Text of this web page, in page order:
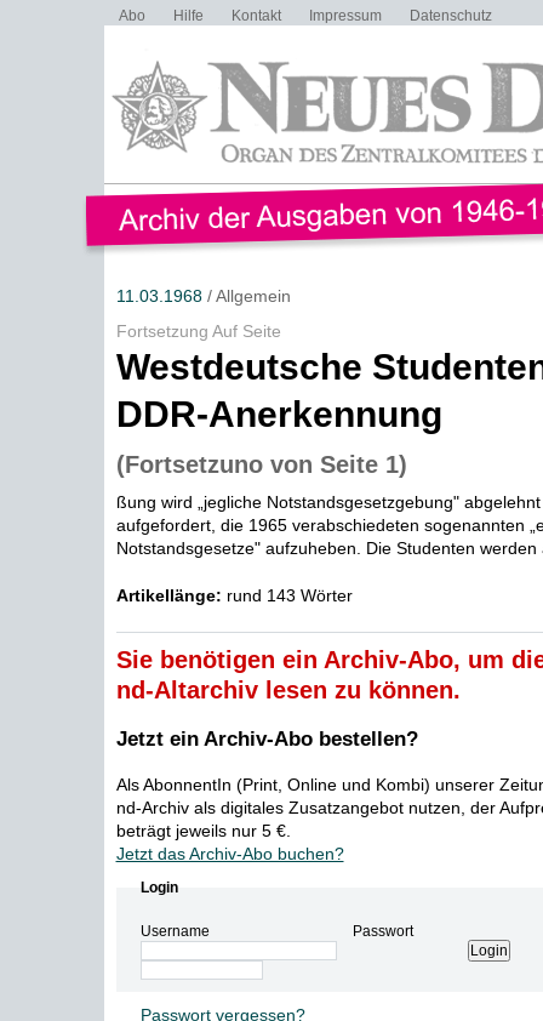
Abo Hilfe Kontakt Impressum Datenschutz
11.03.1968/ Allgemein
Fortsetzung Auf Seite
Westdeutsche
DDR-Anerkennung
(Fortsetzuno von Seite 1)
ßung wird „jegliche Notstandsgesetzgebung"
aufgefordert, die 1965 verabschiedeten sogenannten
Notstandsgesetze" aufzuheben. Die Studenten
Artikellänge: rund 143 Wörter
Sie benötigen ein Archiv-Abo, um
nd-Altarchiv lesen zu können.
Jetzt ein Archiv-Abo bestellen?
Als AbonnentIn (Print, Online und Kombi) unserer
nd-Archiv als digitales Zusatzangebot nutzen, der
beträgt jeweils nur 5 €.
Jetzt das Archiv-Abo buchen?
Login
Username Passwort
Passwort vergessen?